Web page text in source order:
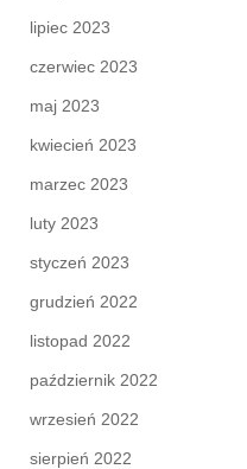
lipiec 2023
czerwiec 2023
maj 2023
kwiecień 2023
marzec 2023
luty 2023
styczeń 2023
grudzień 2022
listopad 2022
październik 2022
wrzesień 2022
sierpień 2022